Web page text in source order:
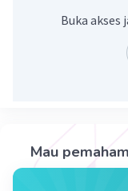
Buka
Mau